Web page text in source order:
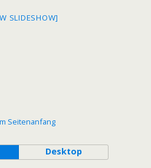
SLIDESHOW]
Seitenanfang
Desktop